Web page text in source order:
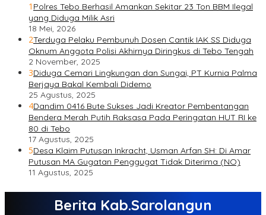
1 Polres Tebo Berhasil Amankan Sekitar 23 Ton BBM Ilegal
yang Diduga Milik Asri
18 Mei, 2026
2Terduga Pelaku Pembunuh Dosen Cantik IAK SS Diduga
Oknum Anggota Polisi Akhirnya Diringkus di Tebo Tengah
2 November, 2025
3Diduga Cemari Lingkungan dan Sungai, PT Kurnia Palma
Berjaya Bakal Kembali Didemo
25 Agustus, 2025
4Dandim 0416 Bute Sukses Jadi Kreator Pembentangan
Bendera Merah Putih Raksasa Pada Peringatan HUT RI ke
80 di Tebo
17 Agustus, 2025
5Desa Klaim Putusan Inkracht, Usman Arfan SH: Di Amar
Putusan MA Gugatan Penggugat Tidak Diterima (NO)
11 Agustus, 2025
Berita Kab.Sarolangun